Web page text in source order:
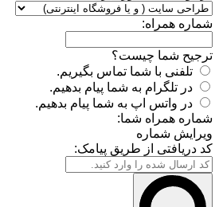
شماره همراه:
ترجیح شما چیست؟
تلفنی با شما تماس بگیریم.
در تلگرام به شما پیام بدهیم.
در واتس اپ به شما پیام بدهیم.
شماره همراه شما:
ویرایش شماره
کد دریافتی از طریق پیامک: